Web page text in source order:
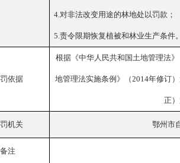
4.对非法改变用途的林地处以罚款；
5.责令限期恢复植被和林业生产条件
依据
根据《中华人民共和国土地管理法
地管理法实施条例》（2014年修订
正
机关 鄂州市
备注